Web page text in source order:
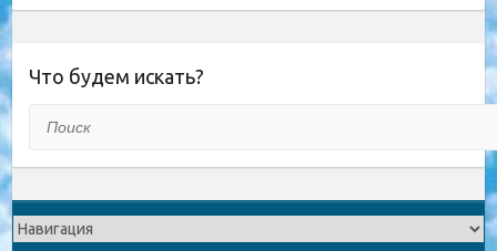
Что будем искать?